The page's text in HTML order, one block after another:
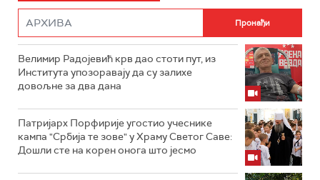
Велимир Радојевић крв дао стоти пут, из
Института упозоравају да су залихе
довољне за два дана
Патријарх Порфирије угостио учеснике
кампа "Србија те зове" у Храму Светог Саве:
Дошли сте на корен онога што јесмо